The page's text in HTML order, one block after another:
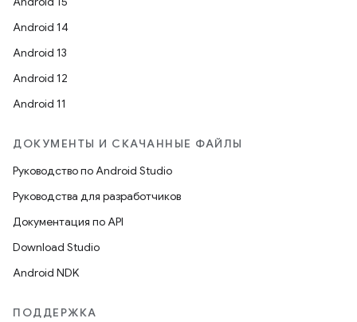
Android 14
Android 13
Android 12
Android 11
ДОКУМЕНТЫ И СКАЧАННЫЕ ФАЙЛЫ
Руководство по Android Studio
Руководства для разработчиков
Документация по API
Download Studio
Android NDK
ПОДДЕРЖКА